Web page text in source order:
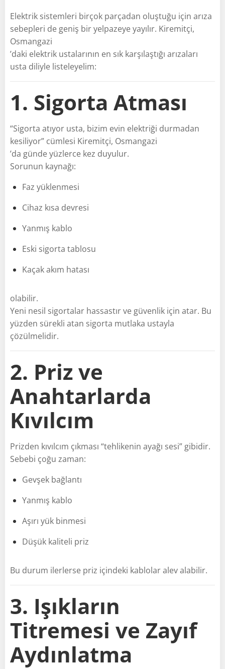
Elektrik sistemleri birçok parçadan oluştuğu için arıza
sebepleri de geniş bir yelpazeye yayılır. Kiremitçi,
Osmangazi
’daki elektrik ustalarının en sık karşılaştığı arızaları
usta diliyle listeleyelim:
1. Sigorta Atması
“Sigorta atıyor usta, bizim evin elektriği durmadan
kesiliyor” cümlesi Kiremitçi, Osmangazi
’da günde yüzlerce kez duyulur.
Sorunun kaynağı:
Faz yüklenmesi
Cihaz kısa devresi
Yanmış kablo
Eski sigorta tablosu
Kaçak akım hatası
olabilir.
Yeni nesil sigortalar hassastır ve güvenlik için atar. Bu
yüzden sürekli atan sigorta mutlaka ustayla
çözülmelidir.
2. Priz ve
Anahtarlarda
Kıvılcım
Prizden kıvılcım çıkması “tehlikenin ayağı sesi” gibidir.
Sebebi çoğu zaman:
Gevşek bağlantı
Yanmış kablo
Aşırı yük binmesi
Düşük kaliteli priz
Bu durum ilerlerse priz içindeki kablolar alev alabilir.
3. Işıkların
Titremesi ve Zayıf
Aydınlatma